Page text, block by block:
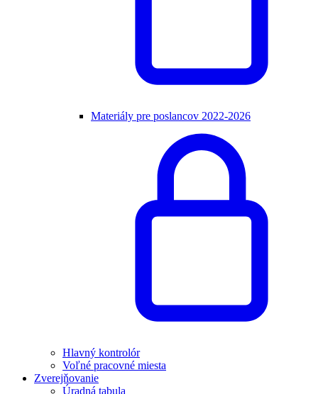
Materiály pre poslancov 2022-2026
Hlavný kontrolór
Voľné pracovné miesta
Zverejňovanie
Úradná tabula